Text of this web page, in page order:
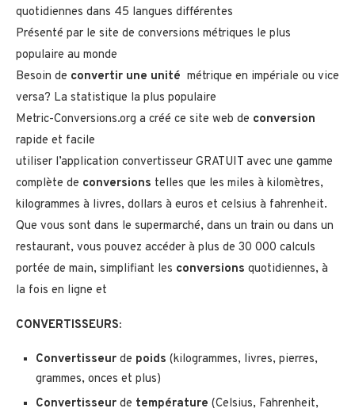
quotidiennes dans 45 langues différentes
Présenté par le site de conversions métriques le plus
populaire au monde
Besoin de convertir une unité métrique en impériale ou vice
versa? La statistique la plus populaire
Metric-Conversions.org a créé ce site web de conversion
rapide et facile
utiliser l’application convertisseur GRATUIT avec une gamme
complète de conversions telles que les miles à kilomètres,
kilogrammes à livres, dollars à euros et celsius à fahrenheit.
Que vous sont dans le supermarché, dans un train ou dans un
restaurant, vous pouvez accéder à plus de 30 000 calculs
portée de main, simplifiant les conversions quotidiennes, à
la fois en ligne et
CONVERTISSEURS:
Convertisseur de poids (kilogrammes, livres, pierres,
grammes, onces et plus)
Convertisseur de température (Celsius, Fahrenheit,